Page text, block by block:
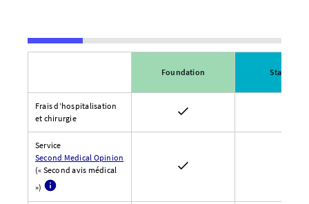
Foundation Standard
Frais d’hospitalisation
et chirurgie
Service
Second Medical Opinion
(« Second avis médical
»)